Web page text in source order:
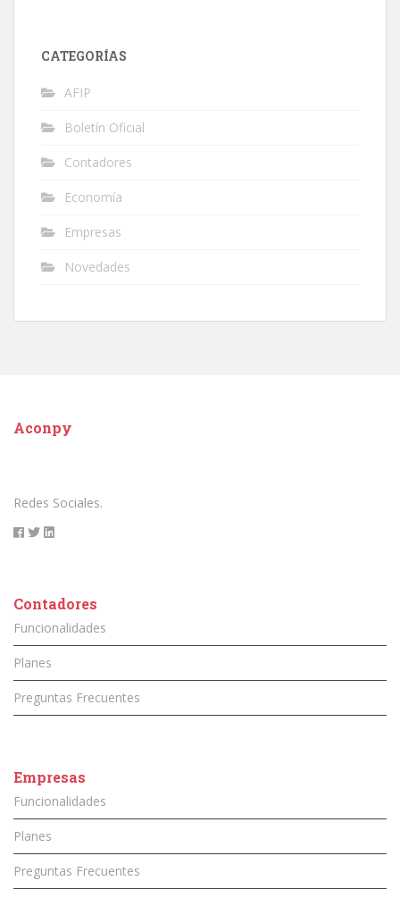
CATEGORÍAS
AFIP
Boletín Oficial
Contadores
Economía
Empresas
Novedades
Aconpy
Redes Sociales.
Contadores
Funcionalidades
Planes
Preguntas Frecuentes
Empresas
Funcionalidades
Planes
Preguntas Frecuentes